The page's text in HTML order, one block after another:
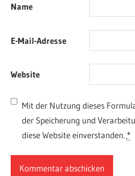
Name
E-Mail-Adresse
Website
Mit der Nutzung dieses
der Speicherung und
diese Website einverstanden. *